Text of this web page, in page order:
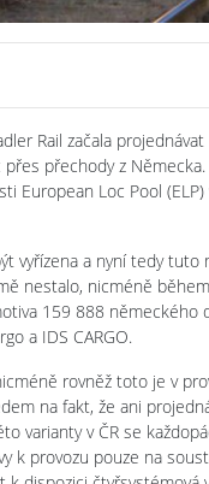
Rail začala
přechody z
European Loc Pool
vyřízena a nyní tedy
nestalo, nicméně během
159 888 německého
a IDS CARGO.
rovněž toto je v
na fakt, že ani
varianty v ČR se
k provozu pouze na